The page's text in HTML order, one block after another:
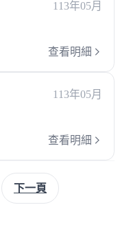
113年05月
查看明細
113年05月
查看明細
下一頁